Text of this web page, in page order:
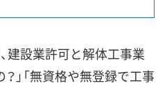
建設業許可と解体工事業
」「無資格や無登録で工事